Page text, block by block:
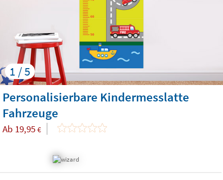
1 / 5
Personalisierbare Kindermesslatte
Fahrzeuge
Ab 19,95 €